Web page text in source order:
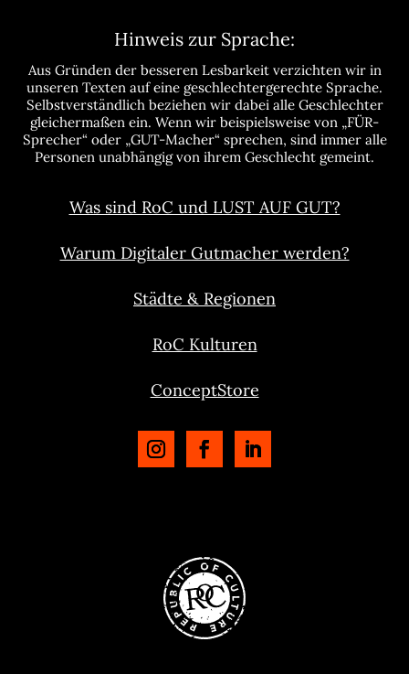
Hinweis zur Sprache:
Aus Gründen der besseren Lesbarkeit verzichten wir in
unseren Texten auf eine geschlechtergerechte Sprache.
Selbstverständlich beziehen wir dabei alle Geschlechter
gleichermaßen ein. Wenn wir beispielsweise von „FÜR-
Sprecher“ oder „GUT-Macher“ sprechen, sind immer alle
Personen unabhängig von ihrem Geschlecht gemeint.
Was sind RoC und LUST AUF GUT?
Warum Digitaler Gutmacher werden?
Städte & Regionen
RoC Kulturen
ConceptStore